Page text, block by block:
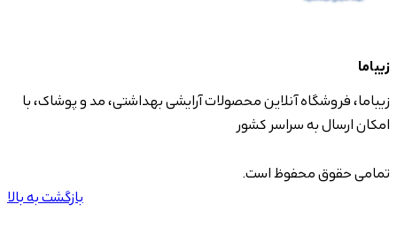
زیباما
زیباما، فروشگاه آنلاین محصولات آرایشی بهداشتی، مد و پوشاک، با
امکان ارسال به سراسر کشور
تمامی حقوق محفوظ است.
بازگشت به بالا